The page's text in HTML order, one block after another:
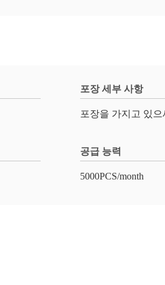
포장 세부 사항
포장을 가지고 있으
공급 능력
5000PCS/month